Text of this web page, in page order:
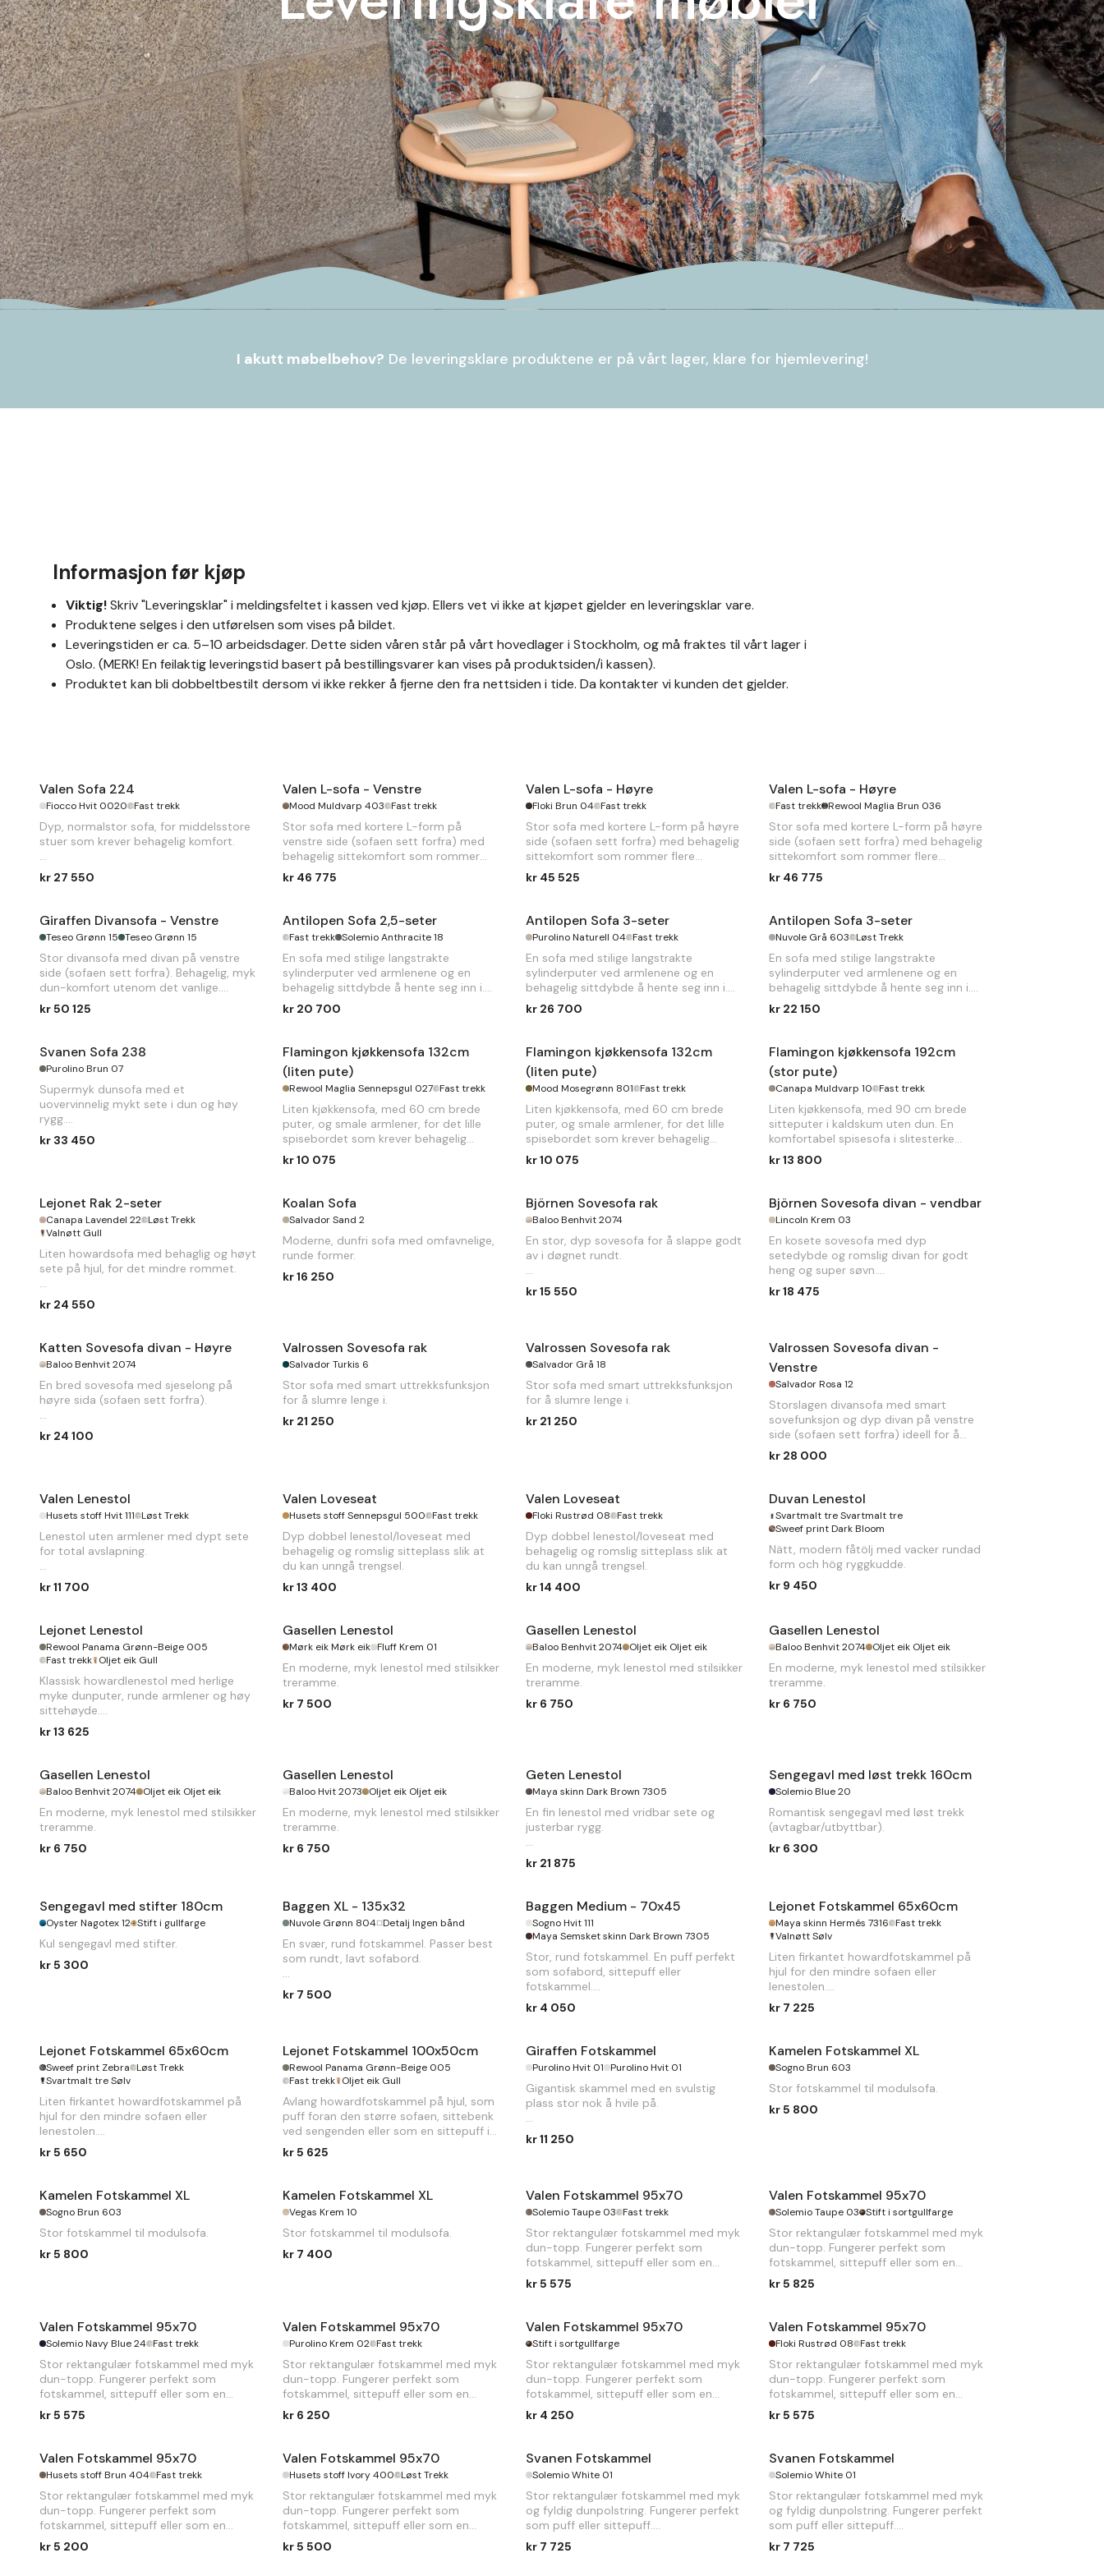
I akutt møbelbehov? De leveringsklare produktene er på vårt lager, klare for hjemlevering!
Informasjon før kjøp
Viktig!Skriv "Leveringsklar" i meldingsfeltet i kassen ved kjøp. Ellers vet vi ikke at kjøpet gjelder en leveringsklar vare.
Produktene selges i den utførelsen som vises på bildet.
Leveringstiden er ca. 5–10 arbeidsdager. Dette siden våren står på vårt hovedlager i Stockholm, og må fraktes til vårt lager i
Oslo. (MERK! En feilaktig leveringstid basert på bestillingsvarer kan vises på produktsiden/i kassen).
Produktet kan bli dobbeltbestilt dersom vi ikke rekker å fjerne den fra nettsiden i tide. Da kontakter vi kunden det gjelder.
Valen Sofa 224
Fiocco Hvit 0020 Fast trekk
Dyp, normalstor sofa, for middelsstore
stuer som krever behagelig komfort.
B
224 xD105 x
kr 27 550
Valen L-sofa - Venstre
Mood Muldvarp 403 Fast trekk
Stor sofa med kortere L-form på
venstre side (sofaen sett forfra) med
behagelig sittekomfort som rommer
flere personer.
kr 46 775
Valen L-sofa - Høyre
Floki Brun 04 Fast trekk
Stor sofa med kortere L-form på høyre
side (sofaen sett forfra) med behagelig
sittekomfort som rommer flere
personer.
kr 45 525
Valen L-sofa - Høyre
Fast trekk Rewool Maglia Brun 036
Stor sofa med kortere L-form på høyre
side (sofaen sett forfra) med behagelig
sittekomfort som rommer flere
personer.
kr 46 775
Giraffen Divansofa - Venstre
Teseo Grønn 15 Teseo Grønn 15
Stor divansofa med divan på venstre
side (sofaen sett forfra). Behagelig, myk
dun-komfort utenom det vanlige.
B312 xD111/193 x
kr 50 125
Antilopen Sofa 2,5-seter
Fast trekk Solemio Anthracite 18
En sofa med stilige langstrakte
sylinderputer ved armlenene og en
behagelig sittdybde å hente seg inn i.
B200 xD100 x
kr 20 700
Antilopen Sofa 3-seter
Purolino Naturell 04 Fast trekk
En sofa med stilige langstrakte
sylinderputer ved armlenene og en
behagelig sittdybde å hente seg inn i.
B215 x D 110 x
kr 26 700
Antilopen Sofa 3-seter
Nuvole Grå 603 Løst Trekk
En sofa med stilige langstrakte
sylinderputer ved armlenene og en
behagelig sittdybde å hente seg inn i.
B215 xD110 x
kr 22 150
Svanen Sofa 238
Purolino Brun 07
Supermyk dunsofa med et
uovervinnelig mykt sete i dun og høy
rygg.
B238 xD105 x
kr 33 450
Flamingon kjøkkensofa 132cm
(liten pute)
Rewool Maglia Sennepsgul 027 Fast trekk
Liten kjøkkensofa, med 60 cm brede
puter, og smale armlener, for det lille
spisebordet som krever behagelig
middagskomfort.
kr 10 075
Flamingon kjøkkensofa 132cm
(liten pute)
Mood Mosegrønn 801 Fast trekk
Liten kjøkkensofa, med 60 cm brede
puter, og smale armlener, for det lille
spisebordet som krever behagelig
middagskomfort.
kr 10 075
Flamingon kjøkkensofa 192cm
(stor pute)
Canapa Muldvarp 10 Fast trekk
Liten kjøkkensofa, med 90 cm brede
sitteputer i kaldskum uten dun. En
komfortabel spisesofa i slitesterke
stoffer.
kr 13 800
Lejonet Rak 2-seter
Canapa Lavendel 22 Løst Trekk
Valnøtt Gull
Liten howardsofa med behaglig og høyt
sete på hjul, for det mindre rommet.
B
160 xD102 x
kr 24 550
Koalan Sofa
Salvador Sand 2
Moderne, dunfri sofa med omfavnelige,
runde former.
kr 16 250
Björnen Sovesofa rak
Baloo Benhvit 2074
En stor, dyp sovesofa for å slappe godt
av i døgnet rundt.
B
250 xD
x 198cm
kr 15 550
Björnen Sovesofa divan - vendbar
Lincoln Krem 03
En kosete sovesofa med dyp
setedybde og romslig divan for godt
heng og super søvn.
B280 xD
kr 18 475
Katten Sovesofa divan - Høyre
Baloo Benhvit 2074
En bred sovesofa med sjeselong på
høyre sida (sofaen sett forfra).
B
274 xD110/180 x
140 x 242cm
kr 24 100
Valrossen Sovesofa rak
Salvador Turkis 6
Stor sofa med smart uttrekksfunksjon
for å slumre lenge i.
kr 21 250
Valrossen Sovesofa rak
Salvador Grå 18
Stor sofa med smart uttrekksfunksjon
for å slumre lenge i.
kr 21 250
Valrossen Sovesofa divan -
Venstre
Salvador Rosa 12
Storslagen divansofa med smart
sovefunksjon og dyp divan på venstre
side (sofaen sett forfra) ideell for å
slumre til.
140 x 242cm
kr 28 000
Valen Lenestol
Husets stoff Hvit 111 Løst Trekk
Lenestol uten armlener med dypt sete
for total avslapning.
B
80 xD105 x
kr 11 700
Valen Loveseat
Husets stoff Sennepsgul 500 Fast trekk
Dyp dobbel lenestol/loveseat med
behagelig og romslig sitteplass slik at
du kan unngå trengsel.
kr 13 400
Valen Loveseat
Floki Rustrød 08 Fast trekk
Dyp dobbel lenestol/loveseat med
behagelig og romslig sitteplass slik at
du kan unngå trengsel.
kr 14 400
Duvan Lenestol
Svartmalt tre Svartmalt tre
Sweef print Dark Bloom
Nätt, modern fåtölj med vacker rundad
form och hög ryggkudde.
kr 9 450
Lejonet Lenestol
Rewool Panama Grønn-Beige 005
Fast trekk Oljet eik Gull
Klassisk howardlenestol med herlige
myke dunputer, runde armlener og høy
sittehøyde.
B80 xD105 x
kr 13 625
Gasellen Lenestol
Mørk eik Mørk eik Fluff Krem 01
En moderne, myk lenestol med stilsikker
treramme.
kr 7 500
Gasellen Lenestol
Baloo Benhvit 2074 Oljet eik Oljet eik
En moderne, myk lenestol med stilsikker
treramme.
kr 6 750
Gasellen Lenestol
Baloo Benhvit 2074 Oljet eik Oljet eik
En moderne, myk lenestol med stilsikker
treramme.
kr 6 750
Gasellen Lenestol
Baloo Benhvit 2074 Oljet eik Oljet eik
En moderne, myk lenestol med stilsikker
treramme.
kr 6 750
Gasellen Lenestol
Baloo Hvit 2073 Oljet eik Oljet eik
En moderne, myk lenestol med stilsikker
treramme.
kr 6 750
Geten Lenestol
Maya skinn Dark Brown 7305
En fin lenestol med vridbar sete og
justerbar rygg.
B
59 xD79 x
kr 21 875
Sengegavl med løst trekk 160cm
Solemio Blue 20
Romantisk sengegavl med løst trekk
(avtagbar/utbyttbar).
kr 6 300
Sengegavl med stifter 180cm
Oyster Nagotex 12 Stift i gullfarge
Kul sengegavl med stifter.
kr 5 300
Baggen XL - 135x32
Nuvole Grønn 804 Detalj Ingen bånd
En svær, rund fotskammel. Passer best
som rundt, lavt sofabord.
Ø
135 x H
kr 7 500
Baggen Medium - 70x45
Sogno Hvit 111
Maya Semsket skinn Dark Brown 7305
Stor, rund fotskammel. En puff perfekt
som sofabord, sittepuff eller
fotskammel.
Ø 70 xH45cm
kr 4 050
Lejonet Fotskammel 65x60cm
Maya skinn Hermés 7316 Fast trekk
Valnøtt Sølv
Liten firkantet howardfotskammel på
hjul for den mindre sofaen eller
lenestolen.
B65 xD
kr 7 225
Lejonet Fotskammel 65x60cm
Sweef print Zebra Løst Trekk
Svartmalt tre Sølv
Liten firkantet howardfotskammel på
hjul for den mindre sofaen eller
lenestolen.
B65 xD
kr 5 650
Lejonet Fotskammel 100x50cm
Rewool Panama Grønn-Beige 005
Fast trekk Oljet eik Gull
Avlang howardfotskammel på hjul, som
puff foran den større sofaen, sittebenk
ved sengenden eller som en sittepuff i
gangen.
kr 5 625
Giraffen Fotskammel
Purolino Hvit 01 Purolino Hvit 01
Gigantisk skammel med en svulstig
plass stor nok å hvile på.
B
134 xD
kr 11 250
Kamelen Fotskammel XL
Sogno Brun 603
Stor fotskammel til modulsofa.
kr 5 800
Kamelen Fotskammel XL
Sogno Brun 603
Stor fotskammel til modulsofa.
kr 5 800
Kamelen Fotskammel XL
Vegas Krem 10
Stor fotskammel til modulsofa.
kr 7 400
Valen Fotskammel 95x70
Solemio Taupe 03 Fast trekk
Stor rektangulær fotskammel med myk
dun-topp. Fungerer perfekt som
fotskammel, sittepuff eller som en
forlengelse til sofaen.
kr 5 575
Valen Fotskammel 95x70
Solemio Taupe 03 Stift i sortgullfarge
Stor rektangulær fotskammel med myk
dun-topp. Fungerer perfekt som
fotskammel, sittepuff eller som en
forlengelse til sofaen.
kr 5 825
Valen Fotskammel 95x70
Solemio Navy Blue 24 Fast trekk
Stor rektangulær fotskammel med myk
dun-topp. Fungerer perfekt som
fotskammel, sittepuff eller som en
forlengelse til sofaen.
kr 5 575
Valen Fotskammel 95x70
Purolino Krem 02 Fast trekk
Stor rektangulær fotskammel med myk
dun-topp. Fungerer perfekt som
fotskammel, sittepuff eller som en
forlengelse til sofaen.
kr 6 250
Valen Fotskammel 95x70
Stift i sortgullfarge
Stor rektangulær fotskammel med myk
dun-topp. Fungerer perfekt som
fotskammel, sittepuff eller som en
forlengelse til sofaen.
kr 4 250
Valen Fotskammel 95x70
Floki Rustrød 08 Fast trekk
Stor rektangulær fotskammel med myk
dun-topp. Fungerer perfekt som
fotskammel, sittepuff eller som en
forlengelse til sofaen.
kr 5 575
Valen Fotskammel 95x70
Husets stoff Brun 404 Fast trekk
Stor rektangulær fotskammel med myk
dun-topp. Fungerer perfekt som
fotskammel, sittepuff eller som en
forlengelse til sofaen.
kr 5 200
Valen Fotskammel 95x70
Husets stoff Ivory 400 Løst Trekk
Stor rektangulær fotskammel med myk
dun-topp. Fungerer perfekt som
fotskammel, sittepuff eller som en
forlengelse til sofaen.
kr 5 500
Svanen Fotskammel
Solemio White 01
Stor rektangulær fotskammel med myk
og fyldig dunpolstring. Fungerer perfekt
som puff eller sittepuff.
B85 xD
kr 7 725
Svanen Fotskammel
Solemio White 01
Stor rektangulær fotskammel med myk
og fyldig dunpolstring. Fungerer perfekt
som puff eller sittepuff.
B85 xD
kr 7 725